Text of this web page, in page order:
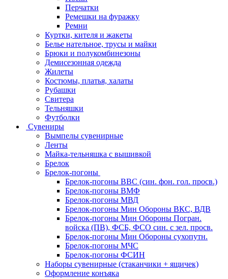
Перчатки
Ремешки на фуражку
Ремни
Куртки, кителя и жакеты
Белье нательное, трусы и майки
Брюки и полукомбинезоны
Демисезонная одежда
Жилеты
Костюмы, платья, халаты
Рубашки
Свитера
Тельняшки
Футболки
Сувениры
Вымпелы сувенирные
Ленты
Майка-тельняшка с вышивкой
Брелок
Брелок-погоны
Брелок-погоны ВВС (син. фон. гол. просв.)
Брелок-погоны ВМФ
Брелок-погоны МВД
Брелок-погоны Мин Обороны ВКС, ВДВ
Брелок-погоны Мин Обороны Погран.
войска (ПВ), ФСБ, ФСО син. с зел. просв.
Брелок-погоны Мин Обороны сухопутн.
Брелок-погоны МЧС
Брелок-погоны ФСИН
Наборы сувенирные (стаканчики + ящичек)
Оформление конъяка